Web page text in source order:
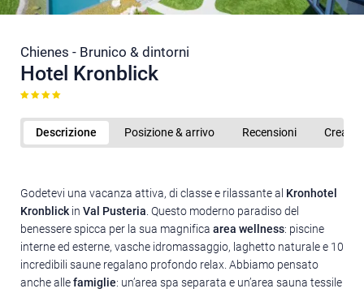
Chienes - Brunico & dintorni
Hotel Kronblick
Descrizione Posizione & arrivo Recensioni Crea
Godetevi una vacanza attiva, di classe e rilassante al Kronhotel
Kronblick in Val Pusteria . Questo moderno paradiso del
benessere spicca per la sua magnifica area wellness: piscine
interne ed esterne, vasche idromassaggio, laghetto naturale e 10
incredibili saune regalano profondo relax. Abbiamo pensato
anche allefamiglie: un’area spa separata e un’area sauna tessile